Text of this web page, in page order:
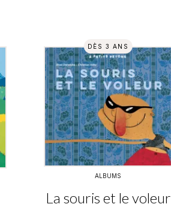
DÈS 3 ANS
ALBUMS
La souris et le voleur